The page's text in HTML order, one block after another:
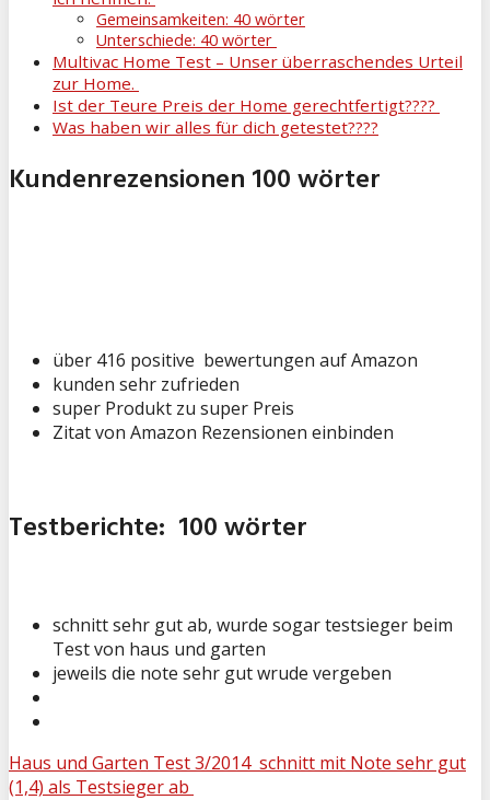
Gemeinsamkeiten: 40 wörter
Unterschiede: 40 wörter
Multivac Home Test – Unser überraschendes Urteil
zur Home.
Ist der Teure Preis der Home gerechtfertigt????
Was haben wir alles für dich getestet????
Kundenrezensionen 100 wörter
über 416 positive bewertungen auf Amazon
kunden sehr zufrieden
super Produkt zu super Preis
Zitat von Amazon Rezensionen einbinden
Testberichte: 100 wörter
schnitt sehr gut ab, wurde sogar testsieger beim
Test von haus und garten
jeweils die note sehr gut wrude vergeben
Haus und Garten Test 3/2014 schnitt mit Note sehr gut
(1,4) als Testsieger ab